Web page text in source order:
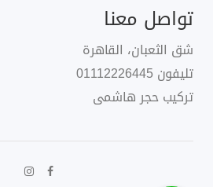
تواصل معنا
شق الثعبان، القاهرة
تليفون01112226445
تركيب حجر هاشمى